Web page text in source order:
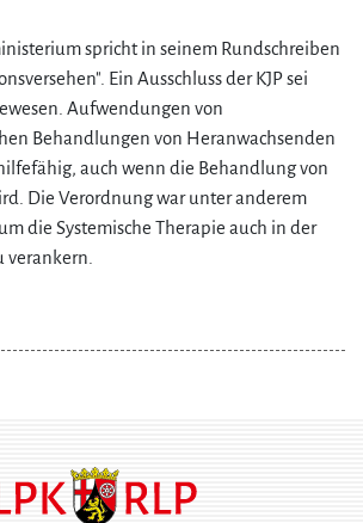
spricht in seinem Rundschreiben
Ein Ausschluss der KJP sei
Aufwendungen von
Behandlungen von Heranwachsenden
auch wenn die Behandlung von
Die Verordnung war unter anderem
die Systemische Therapie auch in der
verankern.